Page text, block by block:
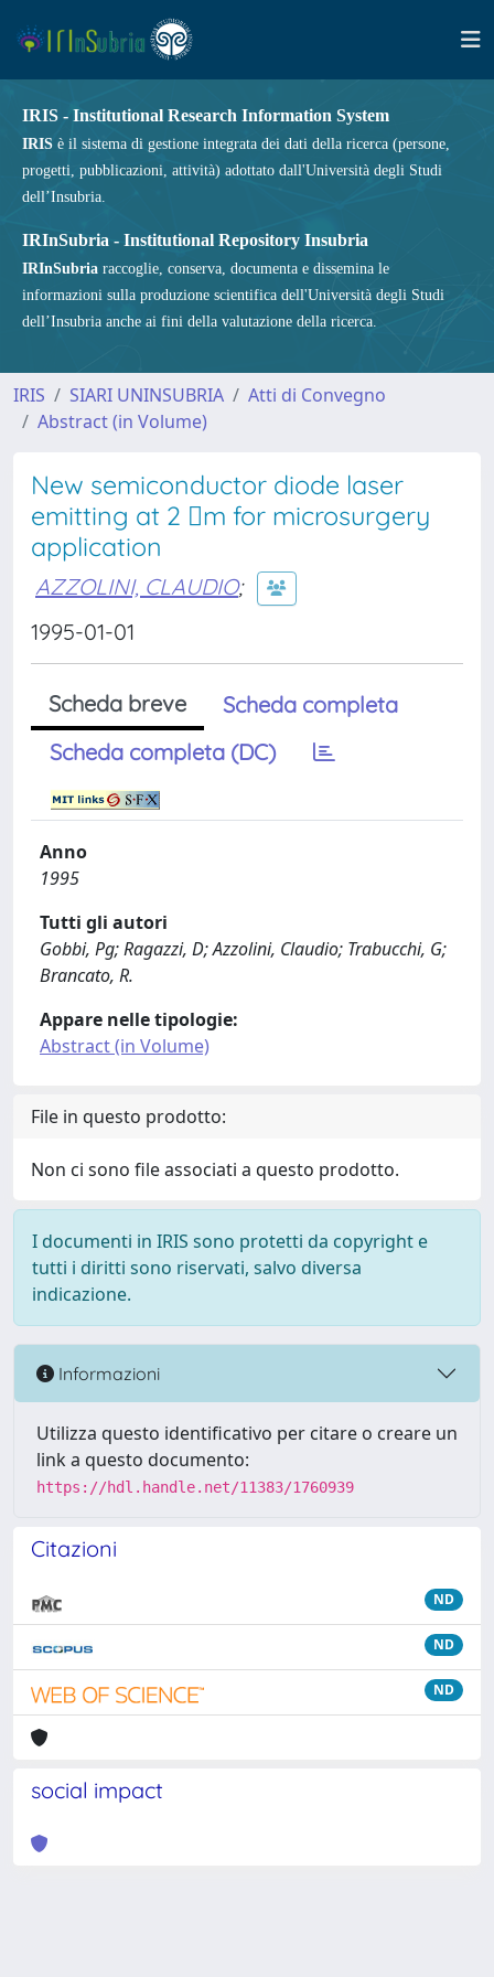
IRIS - Institutional Research Information System
IRIS è il sistema di gestione integrata dei dati della ricerca (persone,
progetti, pubblicazioni, attività) adottato dall'Università degli Studi
dell’Insubria.
IRInSubria - Institutional Repository Insubria
IRInSubria raccoglie, conserva, documenta e dissemina le
informazioni sulla produzione scientifica dell'Università degli Studi
dell’Insubria anche ai fini della valutazione della ricerca.
IRIS SIARI UNINSUBRIA
Atti di Convegno
Abstract (in Volume)
New semiconductor diode laser
emitting at 2 m for microsurgery
application
AZZOLINI, CLAUDIO;
1995-01-01
Scheda breve
Scheda completa
Scheda completa (DC)
Anno
1995
Tutti gli autori
Gobbi, Pg; Ragazzi, D; Azzolini, Claudio; Trabucchi, G;
Brancato, R.
Appare nelle tipologie:
Abstract (in Volume)
File in questo prodotto:
Non ci sono file associati a questo prodotto.
I documenti in IRIS sono protetti da copyright e
tutti i diritti sono riservati, salvo diversa
indicazione.
Informazioni
Utilizza questo identificativo per citare o creare un
link a questo documento:
https://hdl.handle.net/11383/1760939
Citazioni
ND
ND
ND
social impact